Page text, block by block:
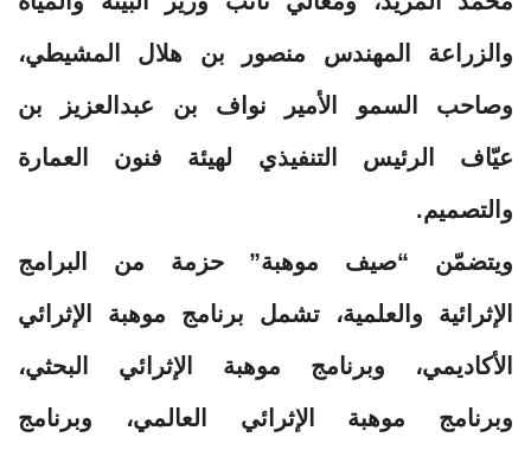
والزراعة المهندس منصور بن هلال المشيطي،
وصاحب السمو الأمير نواف بن عبدالعزيز بن
عيّاف الرئيس التنفيذي لهيئة فنون العمارة
والتصميم.
ويتضمّن “صيف موهبة” حزمة من البرامج
الإثرائية والعلمية، تشمل برنامج موهبة الإثرائي
الأكاديمي، وبرنامج موهبة الإثرائي البحثي،
وبرنامج موهبة الإثرائي العالمي، وبرنامج